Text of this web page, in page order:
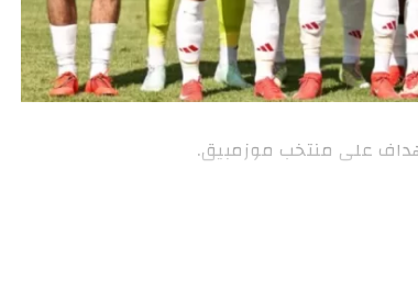
على منتخب موزمبيق.